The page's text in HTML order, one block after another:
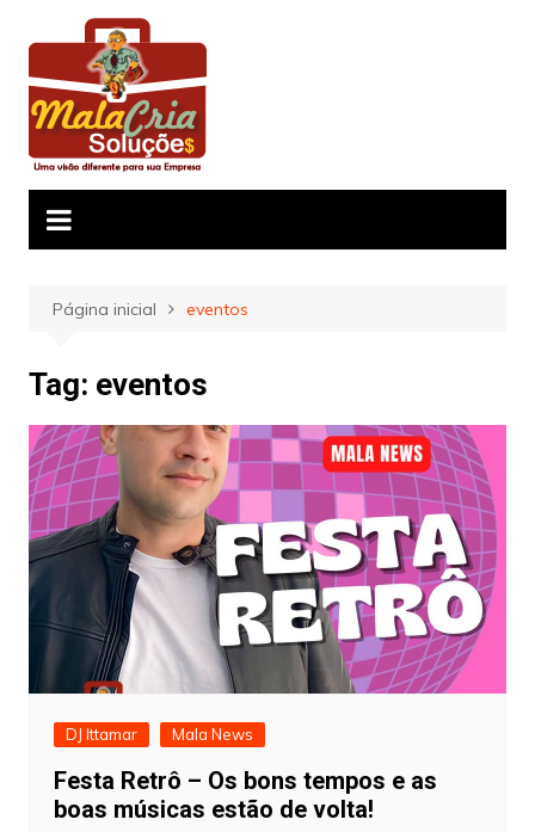
para
conteúdo
Página inicial eventos
Tag: eventos
DJ Ittamar Mala News
Festa Retrô – Os bons tempos e as
boas músicas estão de volta!